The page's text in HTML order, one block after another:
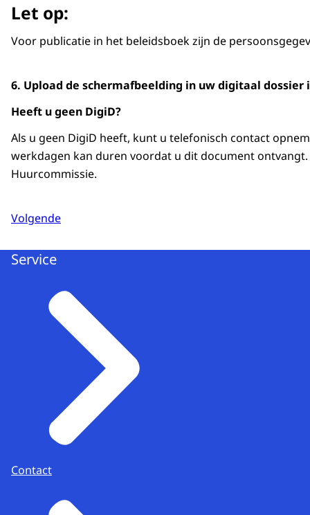
Let op:
Voor publicatie in het beleidsboek zijn de
6. Upload de schermafbeelding in uw digitaal dossier
Heeft u geen DigiD?
Als u geen DigiD heeft, kunt u telefonisch contact
werkdagen kan duren voordat u dit document
Huurcommissie.
Volgende
Service
Contact